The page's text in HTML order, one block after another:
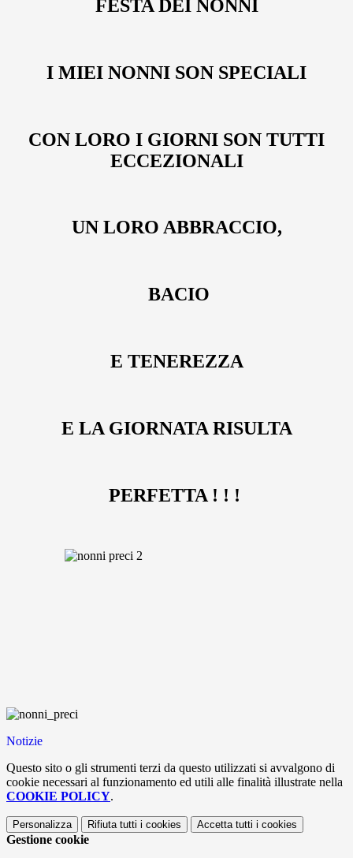
FESTA DEI NONNI
I MIEI NONNI SON SPECIALI
CON LORO I GIORNI SON TUTTI
ECCEZIONALI
UN LORO ABBRACCIO,
BACIO
E TENEREZZA
E LA GIORNATA RISULTA
PERFETTA ! ! !
Notizie
Questo sito o gli strumenti terzi da questo utilizzati si avvalgono di
cookie necessari al funzionamento ed utili alle finalità illustrate nella
COOKIE POLICY.
Personalizza Rifiuta tutti i cookies Accetta tutti i cookies
Gestione cookie